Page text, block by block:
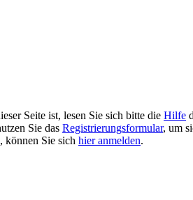
Seite ist, lesen Sie sich bitte die Hilfe
Sie das Registrierungsformular, um
können Sie sich hier anmelden.